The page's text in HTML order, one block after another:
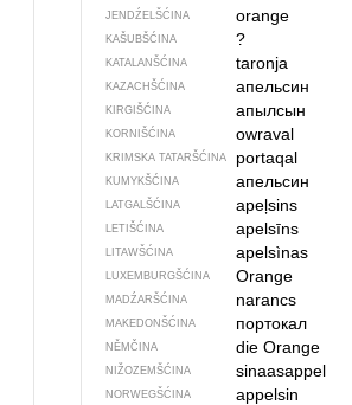
JENDŹELŠĆINA orange
KAŠUBŠĆINA ?
KATALANŠĆINA taronja
KAZACHŠĆINA апельсин
KIRGIŠĆINA апылсын
KORNIŠĆINA owraval
KRIMSKA TATARŠĆINA portaqal
KUMYKŠĆINA апельсин
LATGALŠĆINA apeļsins
LETIŠĆINA apelsīns
LITAWŠĆINA apelsìnas
LUXEMBURGŠĆINA Orange
MADŹARŠĆINA narancs
MAKEDONŠĆINA портокал
NĚMČINA die Orange
NIŽOZEMŠĆINA sinaasappel
NORWEGŠĆINA appelsin